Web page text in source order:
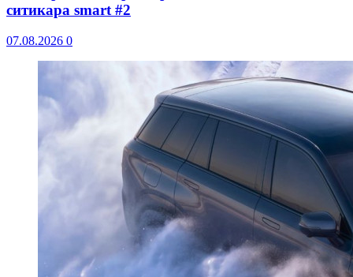
ситикара smart #2
07.08.2026 0